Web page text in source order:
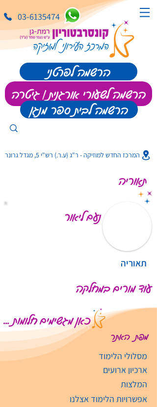
03-6135474
הרשמה לשעורי אורגנית | גיטרה
הרשמה לבית ספר מנגן
הרשמה לפרטני
המרכז החדש למוזיקה - ר"ג (ע.ר.) רש"י 5, מגדל גרונר
תאוריה
נעם ליאור
תאוריה
עוד מורים במחלקה
מפת האתר
כאן מגשימים חלומות ...
מסלולי הלימוד
ארכיון ארועים
המלצות
אפשרויות הלימוד אצלנו